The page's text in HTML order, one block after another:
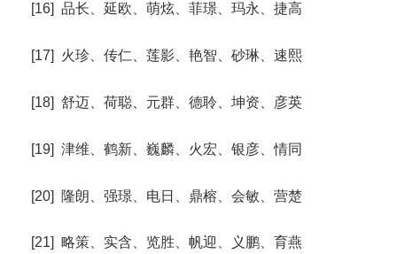
[16] 品长、延欧、萌炫、菲璟、玛永、捷高
[17] 火珍、传仁、莲影、艳智、砂琳、速熙
[18] 舒迈、荷聪、元群、德聆、坤资、彦英
[19] 津维、鹤新、巍麟、火宏、银彦、情同
[20] 隆朗、强璟、电日、鼎榕、会敏、营楚
[21] 略策、实含、览胜、帆迎、义鹏、育燕